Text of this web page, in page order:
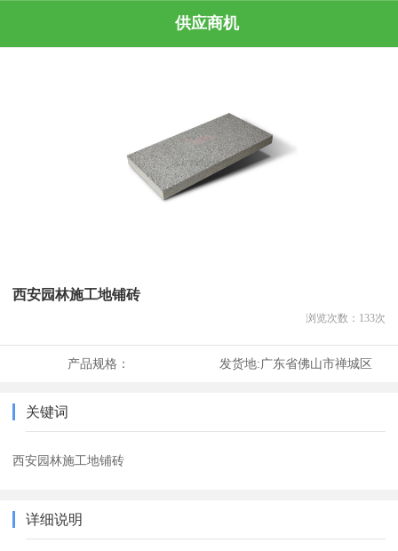
供应商机
西安园林施工地铺砖
浏览次数： 133次
产品规格： 发货地:广东省佛山市禅城区
关键词
西安园林施工地铺砖
详细说明